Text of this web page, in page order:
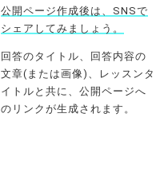
公開ページ作成後は、SNSで
シェアしてみましょう。
回答のタイトル、回答内容の
文章(または画像)、レッスンタ
イトルと共に、公開ページへ
のリンクが生成されます。